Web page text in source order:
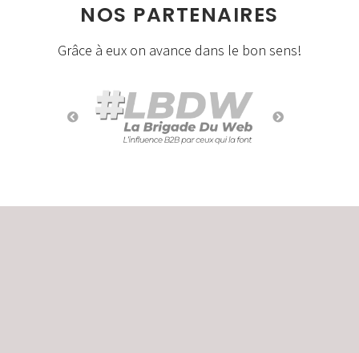
NOS PARTENAIRES
Grâce à eux on avance dans le bon sens!